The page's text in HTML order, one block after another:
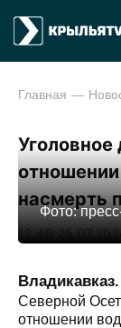
Главная
насмерть
12:49
Фото:
Северной
отношении